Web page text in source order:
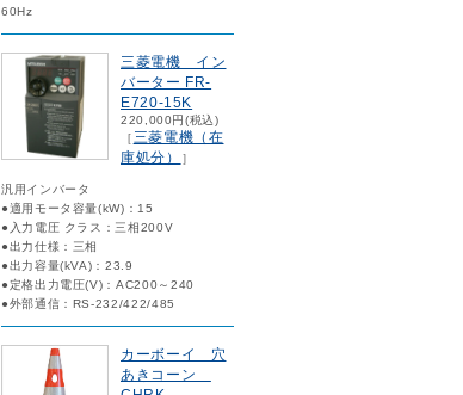
60Hz
三菱電機 イン
バーター FR-
E720-15K
220,000円(税込)
［三菱電機（在
庫処分）
］
汎用インバータ
●適用モータ容量(kW)：15
●入力電圧 クラス：三相200V
●出力仕様：三相
●出力容量(kVA)：23.9
●定格出力電圧(V)：AC200～240
●外部通信：RS-232/422/485
カーボーイ 穴
あきコーン